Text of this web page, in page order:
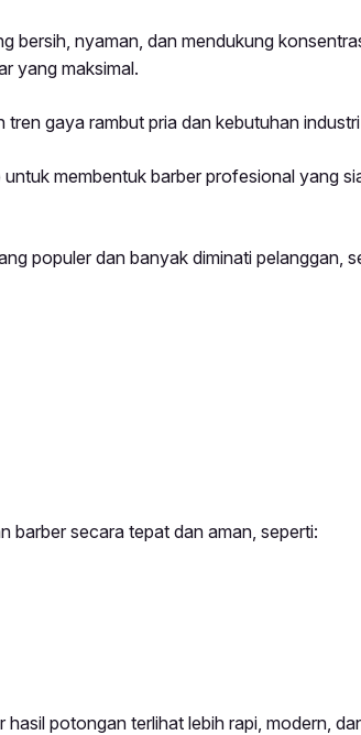
bersih, nyaman, dan mendukung
yang maksimal.
gaya rambut pria dan kebutuhan
membentuk barber profesional yang
populer dan banyak diminati pelanggan,
barber secara tepat dan aman, seperti:
potongan terlihat lebih rapi, modern,